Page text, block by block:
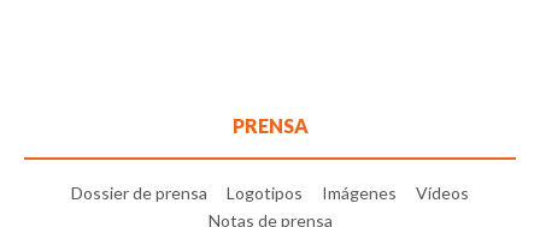
PRENSA
Dossier de prensa Logotipos Imágenes
Vídeos
Notas de prensa